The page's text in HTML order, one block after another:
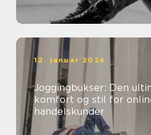
12. januar 2024
Joggingbukser: Den
komfort og stil for
handelskunder